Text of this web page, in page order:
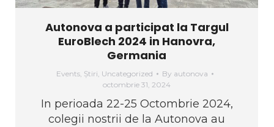
Autonova a participat la Targul
EuroBlech 2024 in Hanovra,
Germania
Events, Știri, Uncategorized By autonova
octombrie 31, 2024
In perioada 22-25 Octombrie 2024,
colegii nostrii de la Autonova au